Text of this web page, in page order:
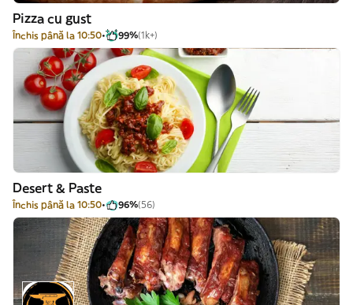
Pizza cu gust
Închis până la 10:50 99%(1k+)
Desert & Paste
Închis până la 10:50 96%(56)